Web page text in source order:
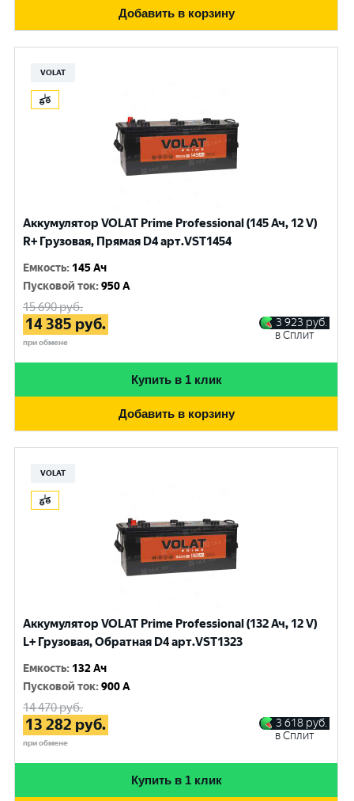
Добавить в корзину
VOLAT
Аккумулятор VOLAT Prime Professional (145 Ач, 12 V)
R+ Грузовая, Прямая D4 арт.VST1454
Емкость: 145 Ач
Пусковой ток:950 A
15 690руб.
14 385 руб.
при обмене
3 923 руб.
в Сплит
Купить в 1 клик
Добавить в корзину
VOLAT
Аккумулятор VOLAT Prime Professional (132 Ач, 12 V)
L+ Грузовая, Обратная D4 арт.VST1323
Емкость: 132 Ач
Пусковой ток:900 A
14 470руб.
13 282 руб.
при обмене
3 618 руб.
в Сплит
Купить в 1 клик